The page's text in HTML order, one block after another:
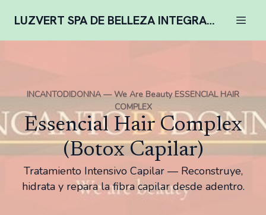
LUZVERT SPA DE BELLEZA INTEGRAL COMPLENTARIA
INCANTODIDONNA — We Are Beauty ESSENCIAL HAIR
COMPLEX
Essencial Hair Complex
(Botox Capilar)
Tratamiento Intensivo Capilar — Reconstruye,
hidrata y repara la fibra capilar desde adentro.